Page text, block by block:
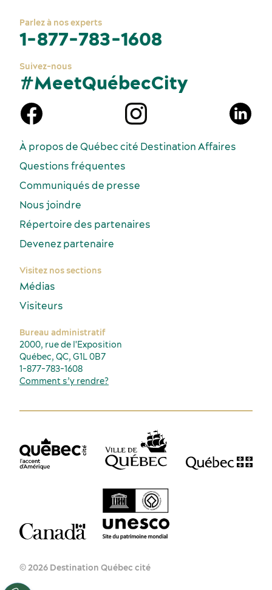
EN
FR
Parlez à nos experts
1-877-783-1608
Suivez-nous
#MeetQuébecCity
À propos de Québec cité Destination Affaires
Questions fréquentes
Communiqués de presse
Nous joindre
Répertoire des partenaires
Devenez partenaire
Visitez nos sections
Médias
Visiteurs
Bureau administratif
2000, rue de l'Exposition
Québec, QC, G1L 0B7
1-877-783-1608
Comment s’y rendre?
© 2026 Destination Québec cité